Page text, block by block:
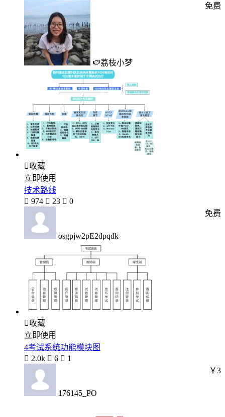
🍉荔枝小梦
免费
收藏
立即使用
技术路线
 974  23  0
osgpjw2pE2dpqdk
免费
收藏
立即使用
4考试系统功能模块图
 2.0k  6  1
176145_PO
￥3